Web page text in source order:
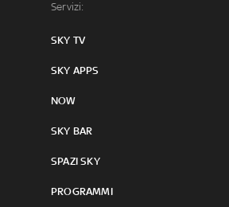
Servizi:
SKY TV
SKY APPS
NOW
SKY BAR
SPAZI SKY
PROGRAMMI